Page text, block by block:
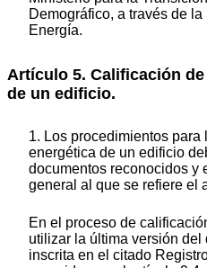
Demográfico, a través de
Energía.
Artículo 5. Calificación
de un edificio.
1. Los procedimientos
energética de un edificio
documentos reconocidos y
general al que se refiere el
En el proceso de
utilizar la última versión
inscrita en el citado